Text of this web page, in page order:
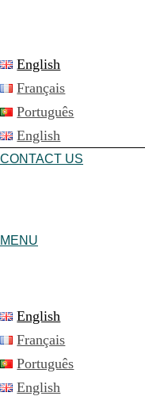
English
Français
Português
English
CONTACT US
MENU
English
Français
Português
English